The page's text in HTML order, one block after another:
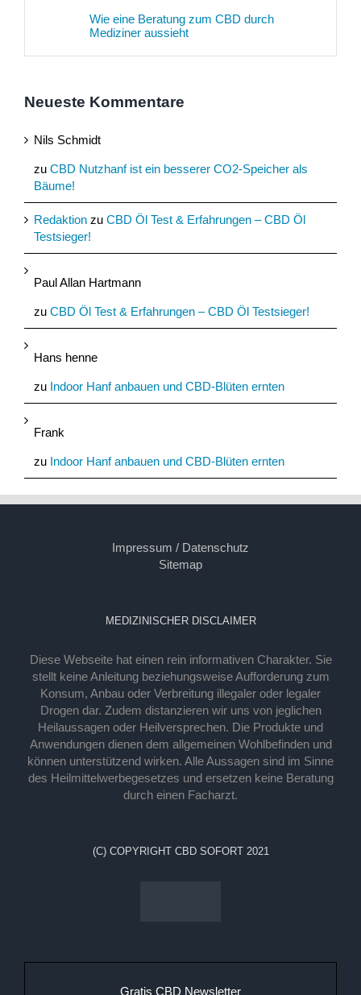
Wie eine Beratung zum CBD durch
Mediziner aussieht
Neueste Kommentare
Nils Schmidt
zu CBD Nutzhanf ist ein besserer CO2-Speicher als
Bäume!
Redaktion zu CBD Öl Test & Erfahrungen – CBD Öl
Testsieger!
Paul Allan Hartmann
zu CBD Öl Test & Erfahrungen – CBD Öl Testsieger!
Hans henne
zu Indoor Hanf anbauen und CBD-Blüten ernten
Frank
zu Indoor Hanf anbauen und CBD-Blüten ernten
Impressum / Datenschutz
Sitemap
MEDIZINISCHER DISCLAIMER
Diese Webseite hat einen rein informativen Charakter. Sie
stellt keine Anleitung beziehungsweise Aufforderung zum
Konsum, Anbau oder Verbreitung illegaler oder legaler
Drogen dar. Zudem distanzieren wir uns von jeglichen
Heilaussagen oder Heilversprechen. Die Produkte und
Anwendungen dienen dem allgemeinen Wohlbefinden und
können unterstützend wirken. Alle Aussagen sind im Sinne
des Heilmittelwerbegesetzes und ersetzen keine Beratung
durch einen Facharzt.
(C) COPYRIGHT CBD SOFORT 2021
Gratis CBD Newsletter